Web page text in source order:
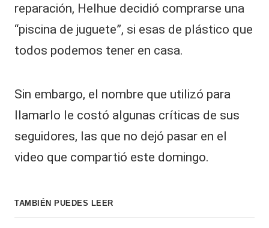
reparación, Helhue decidió comprarse una
“piscina de juguete”, si esas de plástico que
todos podemos tener en casa.
Sin embargo, el nombre que utilizó para
llamarlo le costó algunas críticas de sus
seguidores, las que no dejó pasar en el
video que compartió este domingo.
TAMBIÉN PUEDES LEER